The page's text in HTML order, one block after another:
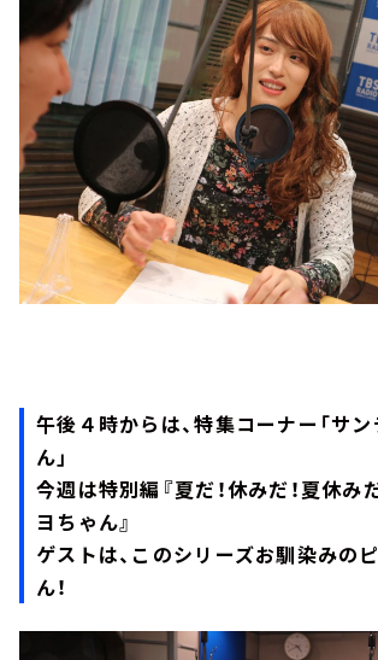
午後４時からは、特集コーナー「サ
ん」
今週は特別編『夏だ！休みだ！夏休み
ヨちゃん』
ゲストは、このシリーズお馴染みの
ん！